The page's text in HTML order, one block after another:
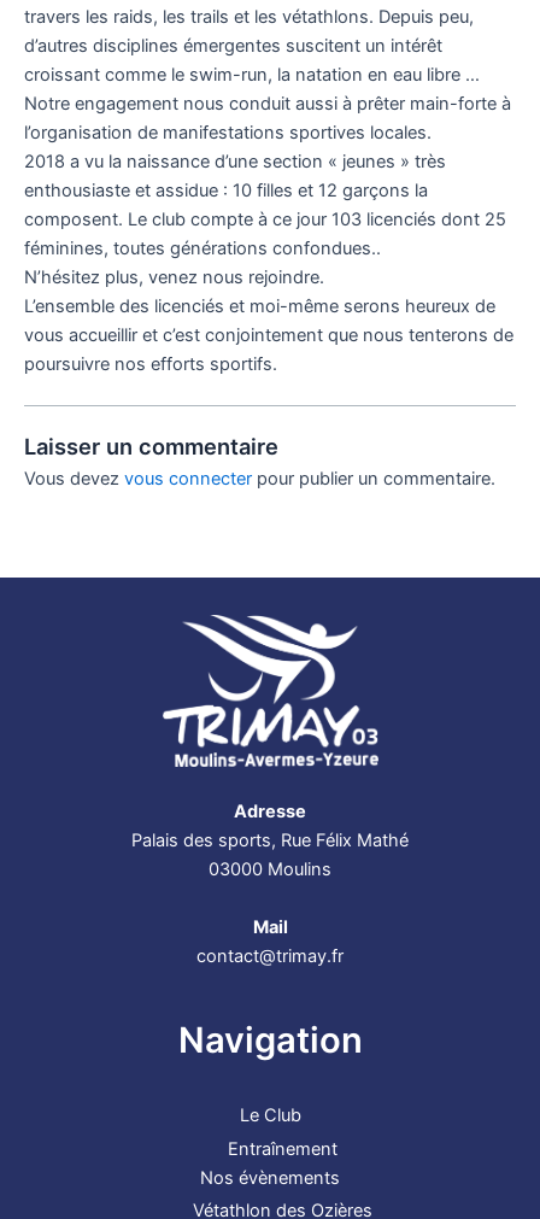
travers les raids, les trails et les vétathlons. Depuis peu,
d’autres disciplines émergentes suscitent un intérêt
croissant comme le swim-run, la natation en eau libre …
Notre engagement nous conduit aussi à prêter main-forte à
l’organisation de manifestations sportives locales.
2018 a vu la naissance d’une section « jeunes » très
enthousiaste et assidue : 10 filles et 12 garçons la
composent. Le club compte à ce jour 103 licenciés dont 25
féminines, toutes générations confondues..
N’hésitez plus, venez nous rejoindre.
L’ensemble des licenciés et moi-même serons heureux de
vous accueillir et c’est conjointement que nous tenterons de
poursuivre nos efforts sportifs.
Laisser un commentaire
Vous devez vous connecter pour publier un commentaire.
Adresse
Palais des sports, Rue Félix Mathé
03000 Moulins
Mail
contact@trimay.fr
Navigation
Le Club
Entraînement
Nos évènements
Vétathlon des Ozières